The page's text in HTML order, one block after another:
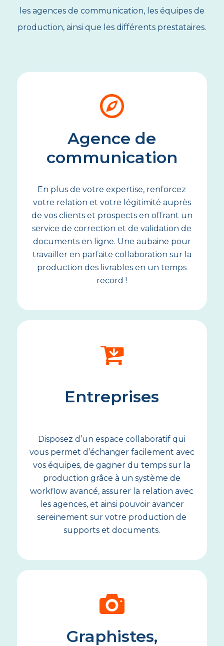
les agences de communication, les équipes de
production, ainsi que les différents prestataires.
Agence de
communication
En plus de votre expertise, renforcez
votre relation et votre légitimité auprès
de vos clients et prospects en offrant un
service de correction et de validation de
documents en ligne. Une aubaine pour
travailler en parfaite collaboration sur la
production des livrables en un temps
record !
Entreprises
Disposez d’un espace collaboratif qui
vous permet d’échanger facilement avec
vos équipes, de gagner du temps sur la
production grâce à un système de
workflow avancé, assurer la relation avec
les agences, et ainsi pouvoir avancer
sereinement sur votre production de
supports et documents.
Graphistes,